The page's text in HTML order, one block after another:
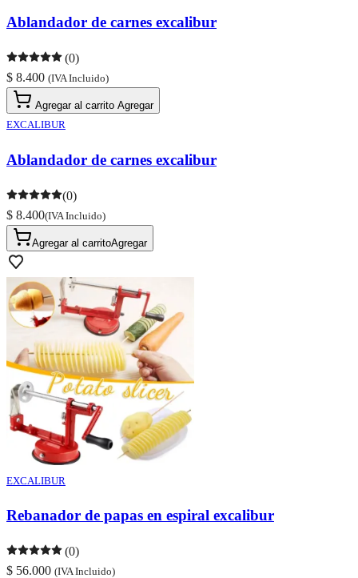
Ablandador de carnes excalibur
(0)
$ 8.400 (IVA Incluido)
Agregar al carrito Agregar
EXCALIBUR
Ablandador de carnes excalibur
(0)
$ 8.400(IVA Incluido)
Agregar al carritoAgregar
EXCALIBUR
Rebanador de papas en espiral excalibur
(0)
$ 56.000 (IVA Incluido)